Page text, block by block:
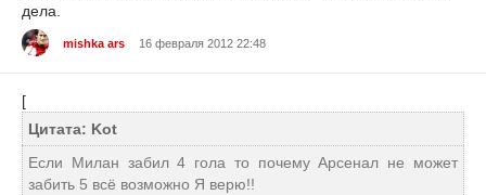
дела.
mishka ars 16 февраля 2012 22:48
[
Цитата: Kot
Если Милан забил 4 гола то почему Арсенал не может
забить 5 всё возможно Я верю!!